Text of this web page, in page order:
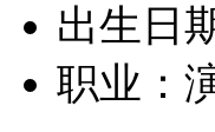
出生日
职业：